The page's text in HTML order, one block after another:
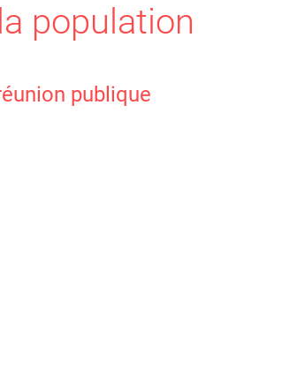
population
publique